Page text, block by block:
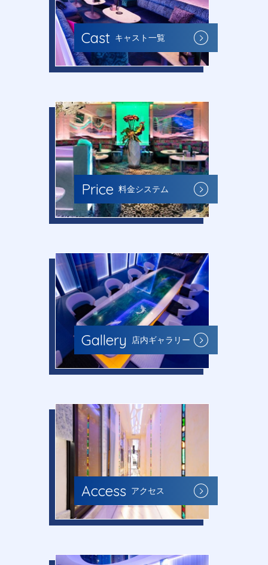
Cast キャスト一覧
Price 料金システム
Gallery 店内ギャラリー
Access アクセス